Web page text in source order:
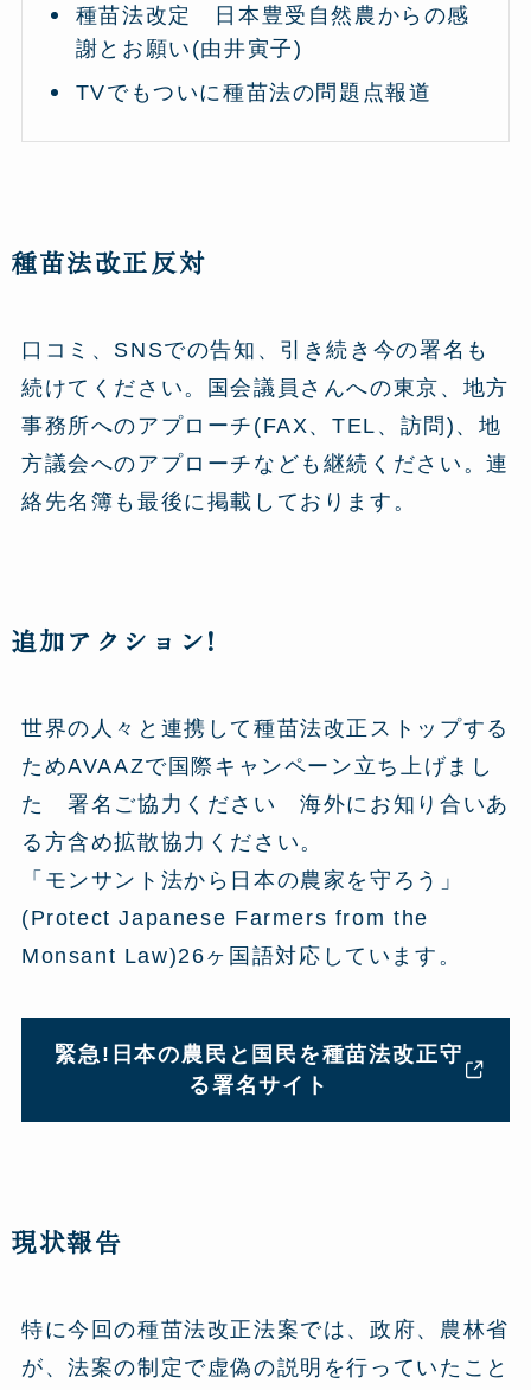
種苗法改定 日本豊受自然農からの感
謝とお願い(由井寅子)
TVでもついに種苗法の問題点報道
種苗法改正反対
口コミ、SNSでの告知、引き続き今の署名も
続けてください。国会議員さんへの東京、地方
事務所へのアプローチ(FAX、TEL、訪問)、地
方議会へのアプローチなども継続ください。連
絡先名簿も最後に掲載しております。
追加アクション!
世界の人々と連携して種苗法改正ストップする
ためAVAAZで国際キャンペーン立ち上げまし
た 署名ご協力ください 海外にお知り合いあ
る方含め拡散協力ください。
「モンサント法から日本の農家を守ろう」
(Protect Japanese Farmers from the
Monsant Law)26ヶ国語対応しています。
緊急!日本の農民と国民を種苗法改正守
る署名サイト
現状報告
特に今回の種苗法改正法案では、政府、農林省
が、法案の制定で虚偽の説明を行っていたこと